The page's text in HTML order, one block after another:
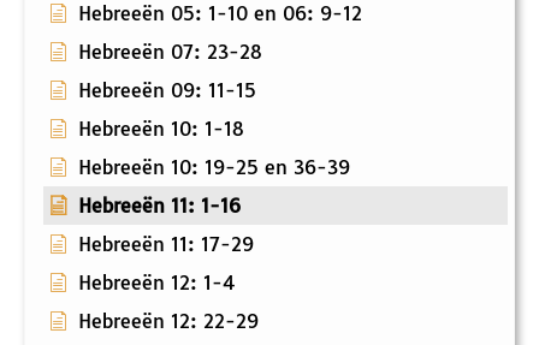
Hebreeën 05: 1-10 en 06: 9-12
Hebreeën 07: 23-28
Hebreeën 09: 11-15
Hebreeën 10: 1-18
Hebreeën 10: 19-25 en 36-39
Hebreeën 11: 1-16
Hebreeën 11: 17-29
Hebreeën 12: 1-4
Hebreeën 12: 22-29